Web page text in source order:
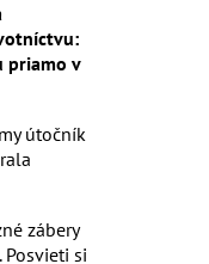
priamo v
útočník
zábery
si